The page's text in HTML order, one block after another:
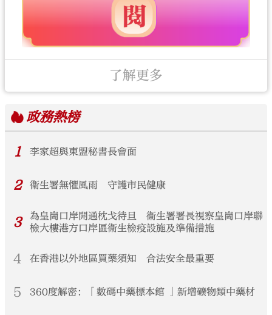
了解更多
政務熱榜
1 李家超與東盟秘書長會面
2 衞生署無懼風雨 守護市民健康
3
為皇崗口岸開通枕戈待旦 衞生署署長視察皇崗口岸聯
檢大樓港方口岸區衞生檢疫設施及準備措施
4 在香港以外地區買藥須知 合法安全最重要
5 360度解密：「數碼中藥標本館 」新增礦物類中藥材